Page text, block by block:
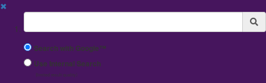
✖
Suchbegriff
Search with Google™
Use Internal Search
(limited result quality)